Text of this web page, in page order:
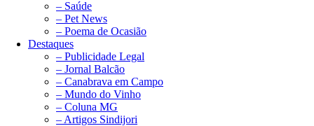
– Saúde
– Pet News
– Poema de Ocasião
Destaques
– Publicidade Legal
– Jornal Balcão
– Canabrava em Campo
– Mundo do Vinho
– Coluna MG
– Artigos Sindijori